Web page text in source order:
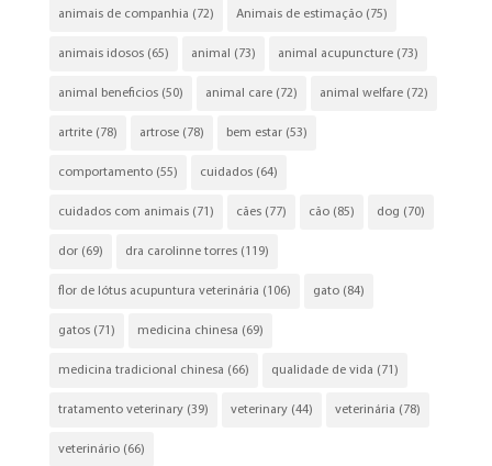
animais de companhia (72) Animais de estimação(75)
animais idosos(65) animal (73) animal acupuncture(73)
animal beneficios(50) animal care(72) animal welfare(72)
artrite(78) artrose(78) bem estar(53)
comportamento(55) cuidados(64)
cuidados com animais(71) cães(77) cão(85) dog (70)
dor(69) dra carolinne torres(119)
flor de lótus acupuntura veterinária (106) gato(84)
gatos(71) medicina chinesa (69)
medicina tradicional chinesa (66) qualidade de vida (71)
tratamento veterinary(39) veterinary(44) veterinária (78)
veterinário(66)